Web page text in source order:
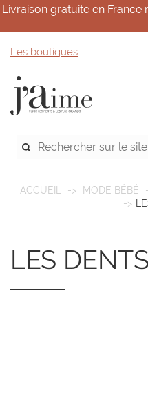
Livraison gratuite en
Les boutiques
ACCUEIL MODE BÉBÉ
LES DENTS